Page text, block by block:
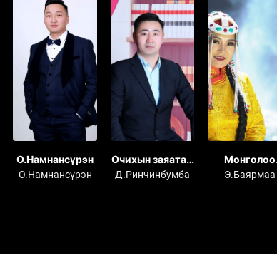
О.Намнансүрэн
О.Намнансүрэн
Очихын заяатай
диваажин
Д.Ринчинбумба
Монголоо
зорьлоо
Э.Баярмаа